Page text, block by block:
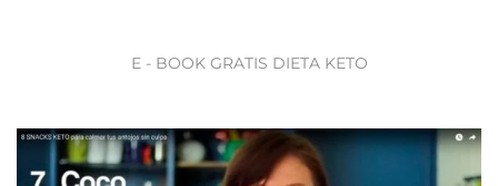
E - BOOK GRATIS DIETA KETO